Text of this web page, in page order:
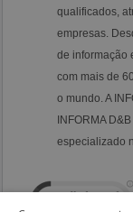
qualificados,
empresas.
de informação
com mais de
o mundo. A
INFORMA
especializado